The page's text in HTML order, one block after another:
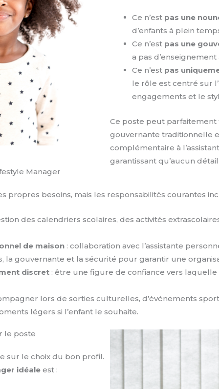
Ce n’est pas une
d’enfants à plein
Ce n’est pas une
a pas
Ce n’est pas
le rôle est centré sur
engagements et le
Ce poste peut
gouvernante traditionnelle
complémentaire à
garantissant qu’aucun
Manager
propres besoins, mais les responsabilités courantes
des calendriers scolaires, des activités
de maison : collaboration avec l’assistante
la gouvernante et la sécurité pour garantir une
discret : être une figure de confiance vers
lors de sorties culturelles, d’événements
légers si l’enfant le souhaite.
le poste
sur le choix du bon profil.
idéale est :